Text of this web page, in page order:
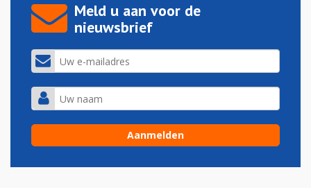
Meld u aan voor de
nieuwsbrief